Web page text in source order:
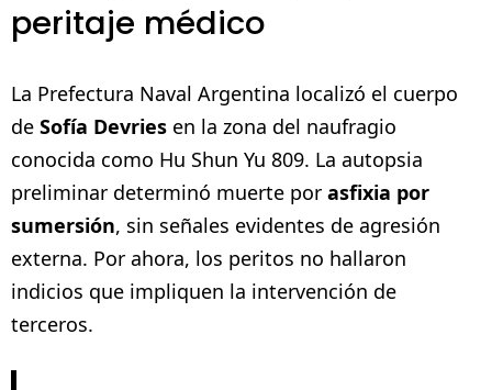
peritaje médico
La Prefectura Naval Argentina localizó el cuerpo
de Sofía Devries en la zona del naufragio
conocida como Hu Shun Yu 809. La autopsia
preliminar determinó muerte por asfixia por
sumersión, sin señales evidentes de agresión
externa. Por ahora, los peritos no hallaron
indicios que impliquen la intervención de
terceros.